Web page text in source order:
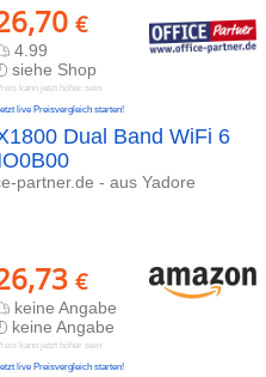
€
4.99
siehe Shop
kann jetzt höher sein
live Preisvergleich starten!
Dual Band WiFi 6
partner.de - aus Yadore
€
keine Angabe
keine Angabe
kann jetzt höher sein
live Preisvergleich starten!